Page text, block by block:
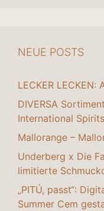
NEUE POSTS
LECKER LECKEN:
DIVERSA
International
Mallorange –
Underberg x Die
limitierte
„PITÚ, passt“:
Summer Cem